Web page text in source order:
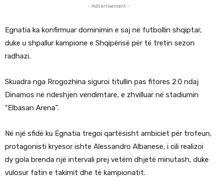
- Advertisement -
Egnatia ka konfirmuar dominimin e saj në futbollin shqiptar,
duke u shpallur kampione e Shqipërisë për të tretin sezon
radhazi.
Skuadra nga Rrogozhina siguroi titullin pas fitores 2:0 ndaj
Dinamos në ndeshjen vendimtare, e zhvilluar në stadiumin
“Elbasan Arena”.
Në një sfidë ku Egnatia tregoi qartësisht ambiciet për trofeun,
protagonisti kryesor ishte Alessandro Albanese, i cili realizoi
dy gola brenda një intervali prej vetëm dhjetë minutash, duke
vulosur fatin e takimit dhe të kampionatit.